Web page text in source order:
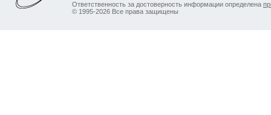
Ответственность за достоверность информации определена
© 1995-2026 Все права защищены